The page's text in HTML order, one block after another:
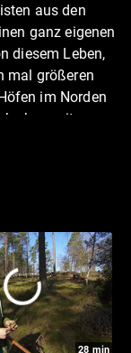
aus den
ganz eigenen
diesem Leben,
mal größeren
im Norden
mit
die
28 min